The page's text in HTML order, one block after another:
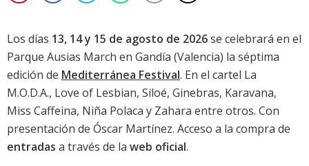
Los días 13, 14 y 15 de agosto de 2026se celebrará en el
Parque Ausias March en Gandía (Valencia) la séptima
edición de Mediterránea Festival. En el cartel La
M.O.D.A., Love of Lesbian, Siloé, Ginebras, Karavana,
Miss Caffeina, Niña Polaca y Zahara entre otros. Con
presentación de Óscar Martínez. Acceso a la compra de
entradas a través de la web oficial.